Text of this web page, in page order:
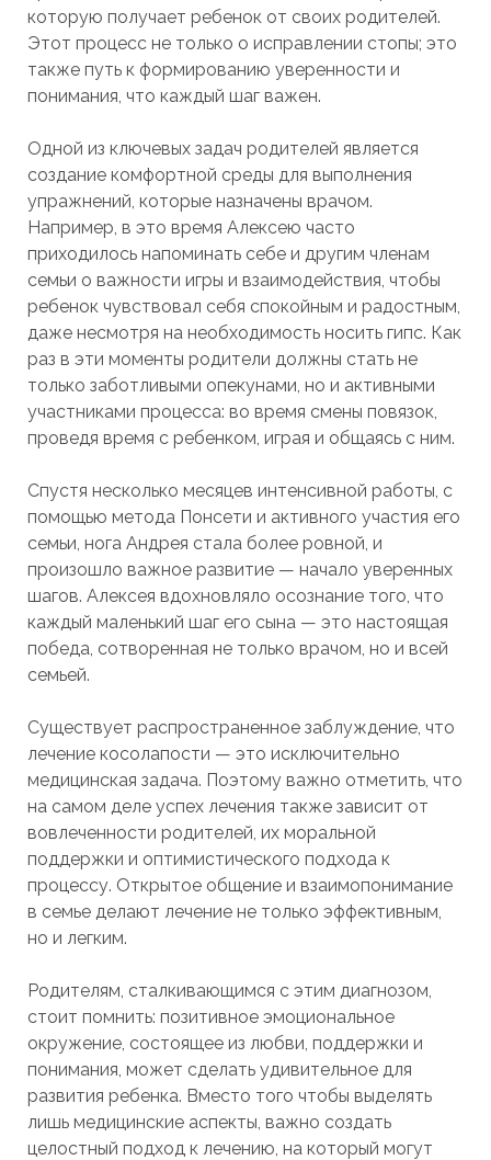
которую получает ребенок от своих родителей.
Этот процесс не только о исправлении стопы; это
также путь к формированию уверенности и
понимания, что каждый шаг важен.
Одной из ключевых задач родителей является
создание комфортной среды для выполнения
упражнений, которые назначены врачом.
Например, в это время Алексею часто
приходилось напоминать себе и другим членам
семьи о важности игры и взаимодействия, чтобы
ребенок чувствовал себя спокойным и радостным,
даже несмотря на необходимость носить гипс. Как
раз в эти моменты родители должны стать не
только заботливыми опекунами, но и активными
участниками процесса: во время смены повязок,
проведя время с ребенком, играя и общаясь с ним.
Спустя несколько месяцев интенсивной работы, с
помощью метода Понсети и активного участия его
семьи, нога Андрея стала более ровной, и
произошло важное развитие — начало уверенных
шагов. Алексея вдохновляло осознание того, что
каждый маленький шаг его сына — это настоящая
победа, сотворенная не только врачом, но и всей
семьей.
Существует распространенное заблуждение, что
лечение косолапости — это исключительно
медицинская задача. Поэтому важно отметить, что
на самом деле успех лечения также зависит от
вовлеченности родителей, их моральной
поддержки и оптимистического подхода к
процессу. Открытое общение и взаимопонимание
в семье делают лечение не только эффективным,
но и легким.
Родителям, сталкивающимся с этим диагнозом,
стоит помнить: позитивное эмоциональное
окружение, состоящее из любви, поддержки и
понимания, может сделать удивительное для
развития ребенка. Вместо того чтобы выделять
лишь медицинские аспекты, важно создать
целостный подход к лечению, на который могут